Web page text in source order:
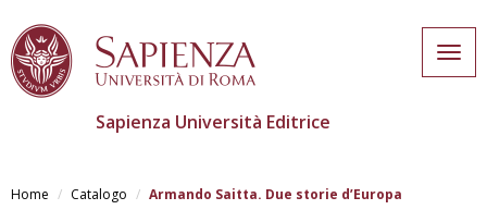
contenuto
Sapienza Università Editrice
Home Catalogo Armando Saitta. Due storie d’Europa